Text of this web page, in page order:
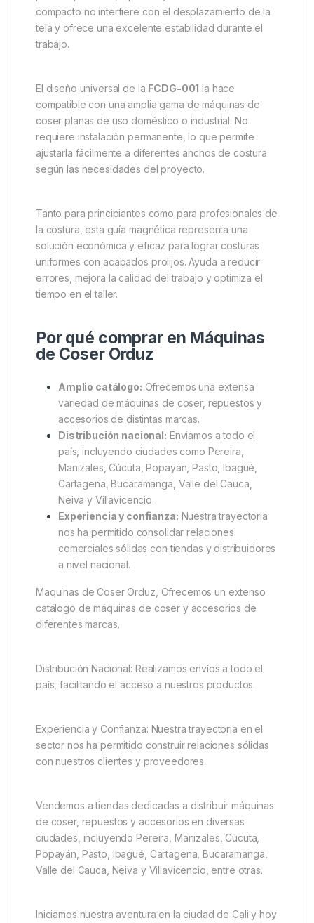
compacto no interfiere con el desplazamiento de la
tela y ofrece una excelente estabilidad durante el
trabajo.
El diseño universal de la FCDG-001 la hace
compatible con una amplia gama de máquinas de
coser planas de uso doméstico o industrial. No
requiere instalación permanente, lo que permite
ajustarla fácilmente a diferentes anchos de costura
según las necesidades del proyecto.
Tanto para principiantes como para profesionales de
la costura, esta guía magnética representa una
solución económica y eficaz para lograr costuras
uniformes con acabados prolijos. Ayuda a reducir
errores, mejora la calidad del trabajo y optimiza el
tiempo en el taller.
Por qué comprar en Máquinas
de Coser Orduz
Amplio catálogo: Ofrecemos una extensa
variedad de máquinas de coser, repuestos y
accesorios de distintas marcas.
Distribución nacional: Enviamos a todo el
país, incluyendo ciudades como Pereira,
Manizales, Cúcuta, Popayán, Pasto, Ibagué,
Cartagena, Bucaramanga, Valle del Cauca,
Neiva y Villavicencio.
Experiencia y confianza: Nuestra trayectoria
nos ha permitido consolidar relaciones
comerciales sólidas con tiendas y distribuidores
a nivel nacional.
Maquinas de Coser Orduz, Ofrecemos un extenso
catálogo de máquinas de coser y accesorios de
diferentes marcas.
Distribución Nacional: Realizamos envíos a todo el
país, facilitando el acceso a nuestros productos.
Experiencia y Confianza: Nuestra trayectoria en el
sector nos ha permitido construir relaciones sólidas
con nuestros clientes y proveedores.
Vendemos a tiendas dedicadas a distribuir máquinas
de coser, repuestos y accesorios en diversas
ciudades, incluyendo Pereira, Manizales, Cúcuta,
Popayán, Pasto, Ibagué, Cartagena, Bucaramanga,
Valle del Cauca, Neiva y Villavicencio, entre otras.
Iniciamos nuestra aventura en la ciudad de Cali y hoy